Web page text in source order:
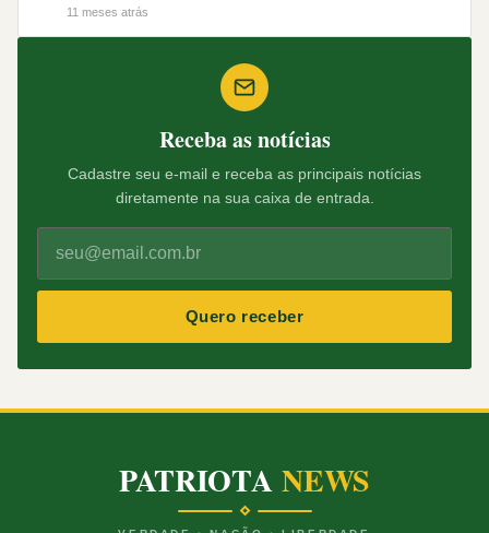
11 meses atrás
Receba as notícias
Cadastre seu e-mail e receba as principais notícias
diretamente na sua caixa de entrada.
Quero receber
PATRIOTANEWS